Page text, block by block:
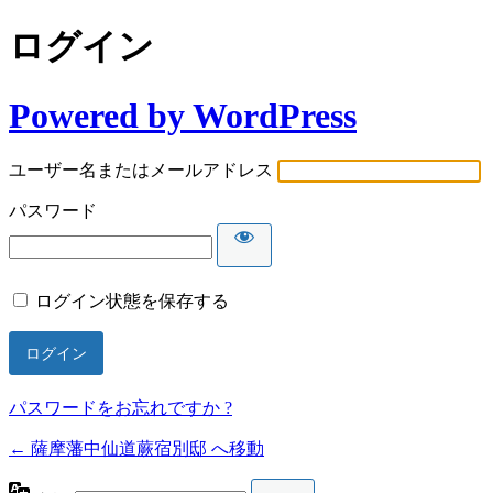
ログイン
Powered by WordPress
ユーザー名またはメールアドレス
パスワード
ログイン状態を保存する
パスワードをお忘れですか ?
← 薩摩藩中仙道蕨宿別邸 へ移動